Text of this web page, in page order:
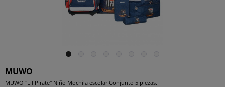
MUWO
MUWO "Lil Pirate" Niño Mochila escolar Conjunto 5 piezas.